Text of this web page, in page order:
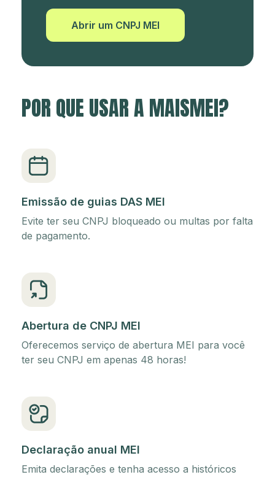
Abrir um CNPJ MEI
POR QUE USAR A MAISMEI?
Emissão de guias DAS MEI
Evite ter seu CNPJ bloqueado ou multas por falta
de pagamento.
Abertura de CNPJ MEI
Oferecemos serviço de abertura MEI para você
ter seu CNPJ em apenas 48 horas!
Declaração anual MEI
Emita declarações e tenha acesso a históricos